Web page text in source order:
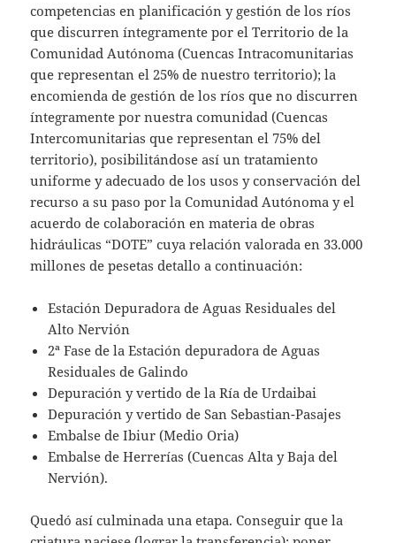
competencias en planificación y gestión de los ríos
que discurren íntegramente por el Territorio de la
Comunidad Autónoma (Cuencas Intracomunitarias
que representan el 25% de nuestro territorio); la
encomienda de gestión de los ríos que no discurren
íntegramente por nuestra comunidad (Cuencas
Intercomunitarias que representan el 75% del
territorio), posibilitándose así un tratamiento
uniforme y adecuado de los usos y conservación del
recurso a su paso por la Comunidad Autónoma y el
acuerdo de colaboración en materia de obras
hidráulicas “DOTE” cuya relación valorada en 33.000
millones de pesetas detallo a continuación:
Estación Depuradora de Aguas Residuales del
Alto Nervión
2ª Fase de la Estación depuradora de Aguas
Residuales de Galindo
Depuración y vertido de la Ría de Urdaibai
Depuración y vertido de San Sebastian-Pasajes
Embalse de Ibiur (Medio Oria)
Embalse de Herrerías (Cuencas Alta y Baja del
Nervión).
Quedó así culminada una etapa. Conseguir que la